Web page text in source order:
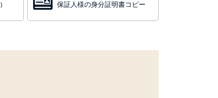
保証人様の身分証明書コピー